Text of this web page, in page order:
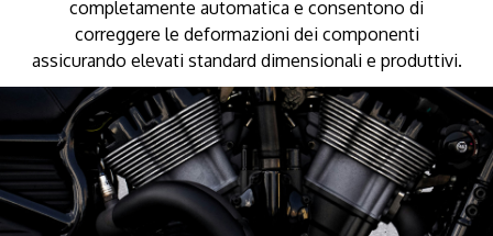
completamente automatica e consentono di
correggere le deformazioni dei componenti
assicurando elevati standard dimensionali e produttivi.